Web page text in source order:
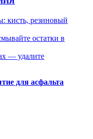
кисть, резиновый
остатки в
— удалите
для асфальта